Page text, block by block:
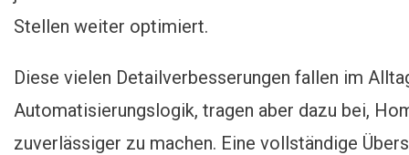
Stellen weiter optimiert.
Diese vielen Detailverbesserungen fallen im
Automatisierungslogik, tragen aber dazu bei,
zuverlässiger zu machen. Eine vollständige